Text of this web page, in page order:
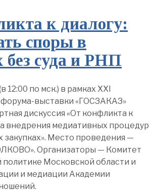
к диалогу:
споры в
без суда и РНП
12:00 по мск.) в рамках XXI
форума-выставки «ГОСЗАКАЗ»
дискуссия «От конфликта к
внедрения медиативных процедур
закупках». Место проведения —
Организаторы — Комитет
политике Московской области и
и медиации Академии